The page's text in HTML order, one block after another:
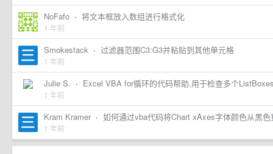
NoFafo · 将文本框放入数组进行格式化
1 年前
Smokestack · 过滤器范围C3:G3并粘贴到其他单元格
1 年前
Julie S. · Excel VBA for循环的代码帮助,用于检查多个
1 年前
Kram Kramer · 如何通过vba代码将Chart xAxes字体颜色从黑
1 年前